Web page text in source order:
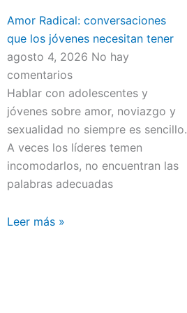
Amor Radical: conversaciones
que los jóvenes necesitan tener
agosto 4, 2026 No hay
comentarios
Hablar con adolescentes y
jóvenes sobre amor, noviazgo y
sexualidad no siempre es sencillo.
A veces los líderes temen
incomodarlos, no encuentran las
palabras adecuadas
Leer más »